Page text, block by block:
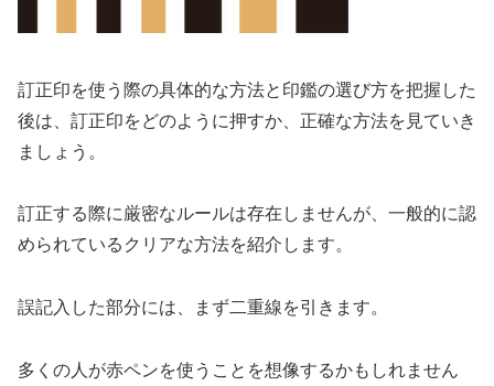
訂正印を使う際の具体的な方法と印鑑の選び方を把握した
後は、訂正印をどのように押すか、正確な方法を見ていき
ましょう。
訂正する際に厳密なルールは存在しませんが、一般的に認
められているクリアな方法を紹介します。
誤記入した部分には、まず二重線を引きます。
多くの人が赤ペンを使うことを想像するかもしれません